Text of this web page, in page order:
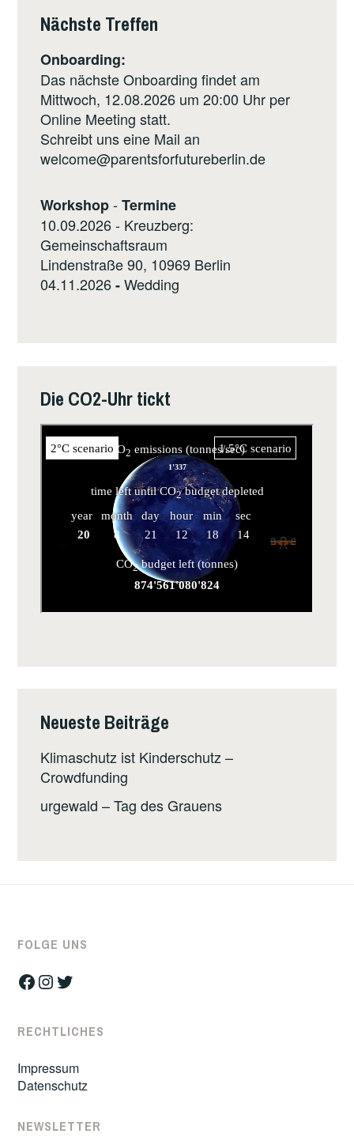
Nächste Treffen
Onboarding:
Das nächste Onboarding findet am
Mittwoch, 12.08.2026 um 20:00 Uhr per
Online Meeting statt.
Schreibt uns eine Mail an
welcome@parentsforfutureberlin.de
Workshop-Termine
10.09.2026 - Kreuzberg:
Gemeinschaftsraum
Lindenstraße 90, 10969 Berlin
04.11.2026-Wedding
Die CO2-Uhr tickt
Neueste Beiträge
Klimaschutz ist Kinderschutz –
Crowdfunding
urgewald – Tag des Grauens
FOLGE UNS
Facebook
Instagram
Twitter
RECHTLICHES
Impressum
Datenschutz
NEWSLETTER